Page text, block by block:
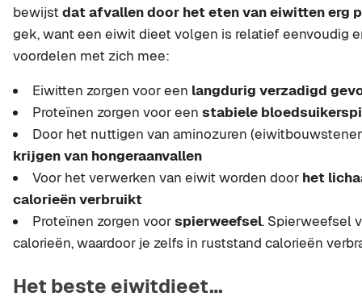
bewijst dat afvallen door het eten van eiwitten erg
gek, want een eiwit dieet volgen is relatief eenvoudig
voordelen met zich mee:
Eiwitten zorgen voor een langdurig verzadigd
Proteïnen zorgen voor een stabiele
Door het nuttigen van aminozuren
krijgen van hongeraanvallen
Voor het verwerken van eiwit worden door het
calorieën verbruikt
Proteïnen zorgen voorspierweefsel. Spierweefsel
calorieën, waardoor je zelfs in ruststand calorieën
Het beste eiwitdieet…